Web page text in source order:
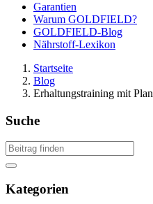
Garantien
Warum GOLDFIELD?
GOLDFIELD-Blog
Nährstoff-Lexikon
Startseite
Blog
Erhaltungstraining mit Plan
Suche
Kategorien